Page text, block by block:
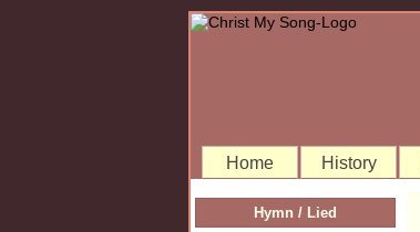
Home History
Hymn / Lied